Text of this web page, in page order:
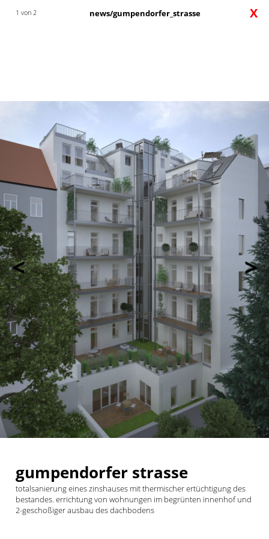
< >
X
1 von 2 news/gumpendorfer_strasse
gumpendorfer strasse
totalsanierung eines zinshauses mit thermischer ertüchtigung des
bestandes. errichtung von wohnungen im begrünten innenhof und
2-geschoßiger ausbau des dachbodens